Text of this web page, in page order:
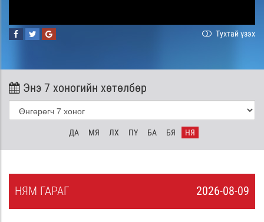
Тухтай үзэх
Энэ 7 хоногийн хөтөлбөр
ДА МЯ ЛХ ПҮ БА БЯ НЯ
2026-08-09
НЯМ ГАРАГ